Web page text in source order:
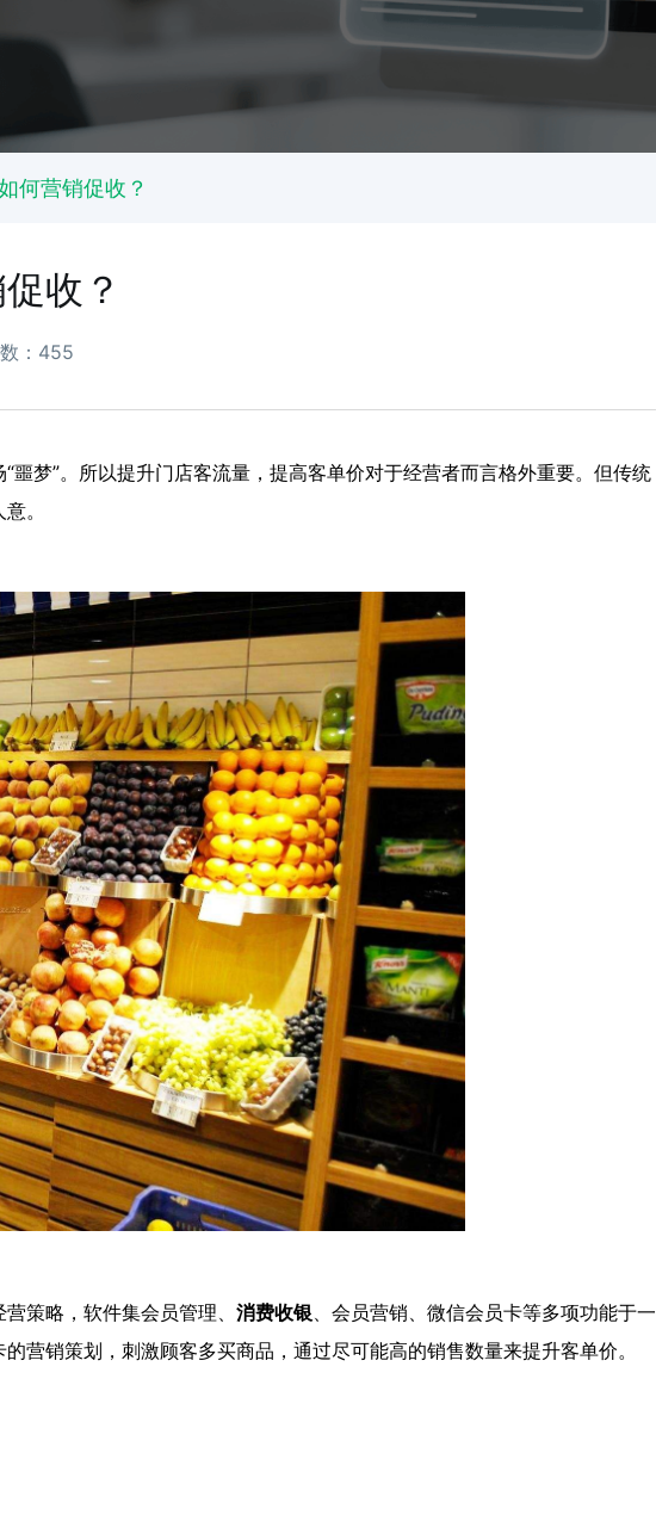
何营销促收？
收？
：455
梦”。所以提升门店客流量，提高客单价对于经营者而言格外重要。但传统
。
策略，软件集会员管理、 消费收银、会员营销、微信会员卡等多项功能于一
营销策划，刺激顾客多买商品，通过尽可能高的销售数量来提升客单价。